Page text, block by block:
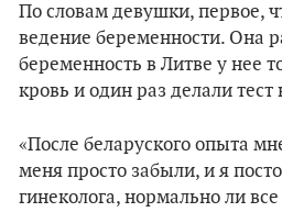
По словам девушки, первое,
ведение беременности. Она
беременность в Литве у нее
кровь и один раз делали тест
«После беларуского опыта
меня просто забыли, и я
гинеколога, нормально ли